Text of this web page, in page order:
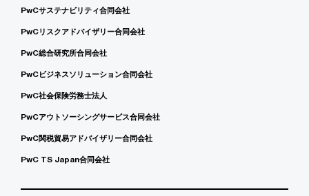
PwCサステナビリティ合同会社
PwCリスクアドバイザリー合同会社
PwC総合研究所合同会社
PwCビジネスソリューション合同会社
PwC社会保険労務士法人
PwCアウトソーシングサービス合同会社
PwC関税貿易アドバイザリー合同会社
PwC TS Japan合同会社